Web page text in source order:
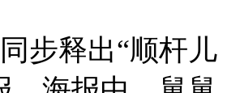
步释出“顺杆儿